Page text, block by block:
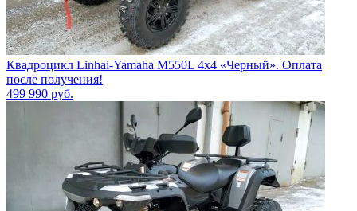
Квадроцикл Linhai-Yamaha M550L 4x4 «Черный». Оплата
после получения!
499 990 руб.